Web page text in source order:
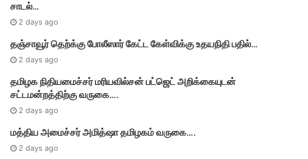
சாடல்…
2 days ago
தஞ்சாவூர் தெற்க்கு போலீஸார் கேட்ட கேள்விக்கு உதயநிதி பதில்…
2 days ago
தமி​ழ​க நிதியமைச்சர் மரியவில்சன் பட்ஜெட் அறிக்கையுடன்
சட்டமன்றத்திற்கு வருகை….
2 days ago
மத்திய அமைச்சர் அமித்ஷா தமிழகம் வருகை….
2 days ago